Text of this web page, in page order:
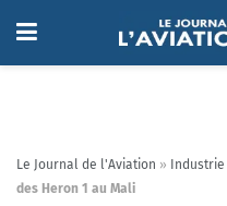
Le Journal de l'Aviation »
des Heron 1 au Mali